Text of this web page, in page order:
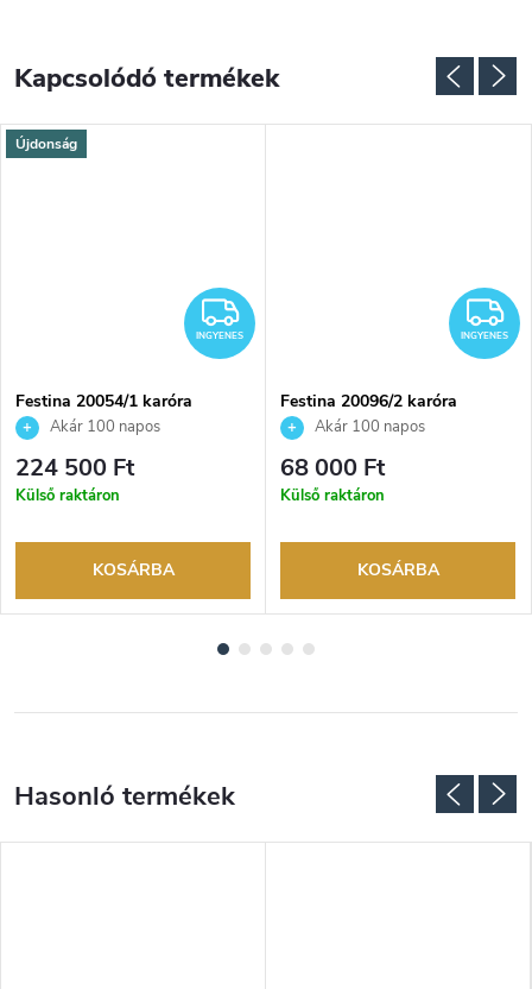
Kapcsolódó termékek
Újdonság
INGYENES
INGYENES
Festina 20054/1 karóra
Akár 100 napos
visszaküldési lehetőség. Hivatalos
márkakereskedő.
224 500 Ft
Külső raktáron
KOSÁRBA
INGYENES
Festina 20096/2 karóra
Akár 100 napos
visszaküldési lehetőség. Hivatalos
márkakereskedő.
68 000 Ft
Külső raktáron
KOSÁRBA